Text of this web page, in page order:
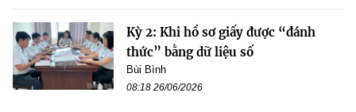
Kỳ 2: Khi hồ sơ giấy được “đánh
thức” bằng dữ liệu số
Bùi Bình
08:18 26/06/2026